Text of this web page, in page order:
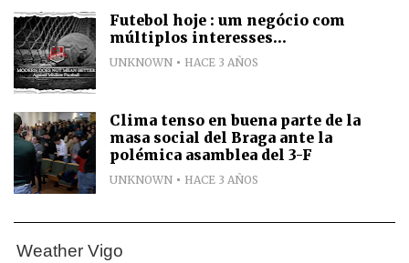
Futebol hoje : um negócio com
múltiplos interesses...
UNKNOWN HACE 3 AÑOS
Clima tenso en buena parte de la
masa social del Braga ante la
polémica asamblea del 3-F
UNKNOWN HACE 3 AÑOS